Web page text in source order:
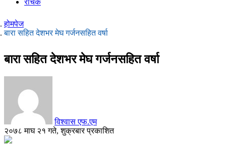
रोचक
होमपेज
बारा सहित देशभर मेघ गर्जनसहित वर्षा
बारा सहित देशभर मेघ गर्जनसहित वर्षा
विश्वास एफ.एम
२०७८ माघ २१ गते, शुक्रबार प्रकाशित